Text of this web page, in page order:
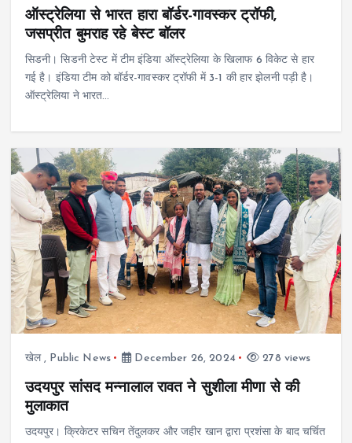
ऑस्ट्रेलिया से भारत हारा बॉर्डर-गावस्कर ट्रॉफी,
जसप्रीत बुमराह रहे बेस्ट बॉलर
सिडनी। सिडनी टेस्ट में टीम इंडिया ऑस्ट्रेलिया के खिलाफ 6 विकेट से हार
गई है। इंडिया टीम को बॉर्डर-गावस्कर ट्रॉफी में 3-1 की हार झेलनी पड़ी है।
ऑस्ट्रेलिया ने भारत…
खेल, Public News December 26, 2024 278 views
उदयपुर सांसद मन्नालाल रावत ने सुशीला मीणा से की
मुलाकात
उदयपुर। क्रिकेटर सचिन तेंदुलकर और जहीर खान द्वारा प्रशंसा के बाद चर्चित